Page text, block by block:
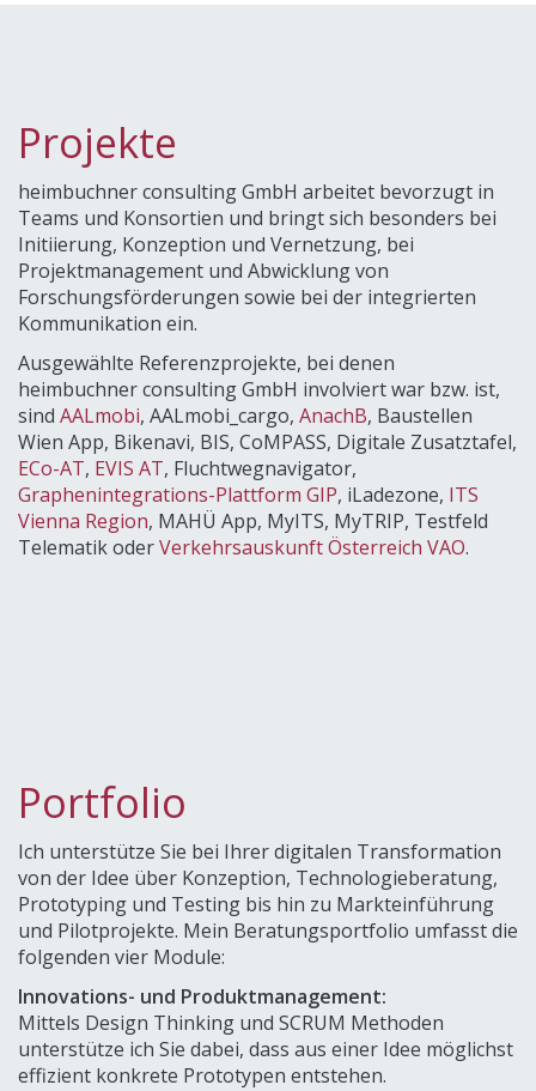
Projekte
heimbuchner consulting GmbH arbeitet bevorzugt in
Teams und Konsortien und bringt sich besonders bei
Initiierung, Konzeption und Vernetzung, bei
Projektmanagement und Abwicklung von
Forschungsförderungen sowie bei der integrierten
Kommunikation ein.
Ausgewählte Referenzprojekte, bei denen
heimbuchner consulting GmbH involviert war bzw. ist,
sind AALmobi, AALmobi_cargo, AnachB, Baustellen
Wien App, Bikenavi, BIS, CoMPASS, Digitale Zusatztafel,
ECo-AT, EVIS AT, Fluchtwegnavigator,
Graphenintegrations-Plattform GIP, iLadezone, ITS
Vienna Region, MAHÜ App, MyITS, MyTRIP, Testfeld
Telematik oderVerkehrsauskunft Österreich VAO.
Portfolio
Ich unterstütze Sie bei Ihrer digitalen Transformation
von der Idee über Konzeption, Technologieberatung,
Prototyping und Testing bis hin zu Markteinführung
und Pilotprojekte. Mein Beratungsportfolio umfasst die
folgenden vier Module:
Innovations- und Produktmanagement:
Mittels Design Thinking und SCRUM Methoden
unterstütze ich Sie dabei, dass aus einer Idee möglichst
effizient konkrete Prototypen entstehen.